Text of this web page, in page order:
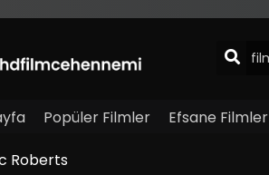
Popüler Filmler Efsane Filmler
Roberts